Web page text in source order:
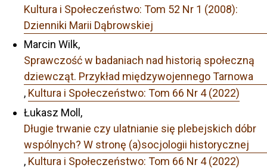
Kultura i Społeczeństwo: Tom 52 Nr 1 (2008):
Dzienniki Marii Dąbrowskiej
Marcin Wilk,
Sprawczość w badaniach nad historią społeczną
dziewcząt. Przykład międzywojennego Tarnowa
, Kultura i Społeczeństwo: Tom 66 Nr 4 (2022)
Łukasz Moll,
Długie trwanie czy ulatnianie się plebejskich dóbr
wspólnych? W stronę (a)socjologii historycznej
, Kultura i Społeczeństwo: Tom 66 Nr 4 (2022)